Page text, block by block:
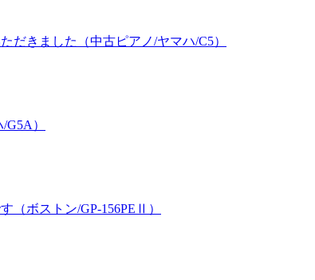
だきました（中古ピアノ/ヤマハ/C5）
）
（ボストン/GP-156PEⅡ）